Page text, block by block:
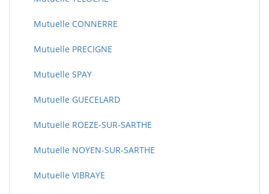
Mutuelle CONNERRE
Mutuelle PRECIGNE
Mutuelle SPAY
Mutuelle GUECELARD
Mutuelle ROEZE-SUR-SARTHE
Mutuelle NOYEN-SUR-SARTHE
Mutuelle VIBRAYE